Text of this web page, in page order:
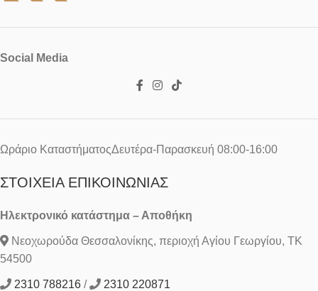
Social Media
Ωράριο ΚαταστήματοςΔευτέρα-Παρασκευή 08:00-16:00
ΣΤΟΙΧΕΊΑ ΕΠΙΚΟΙΝΩΝΊΑΣ
Ηλεκτρονικό κατάστημα – Αποθήκη
Νεοχωρούδα Θεσσαλονίκης, περιοχή Αγίου Γεωργίου, ΤΚ
54500
2310 788216 / 2310 220871